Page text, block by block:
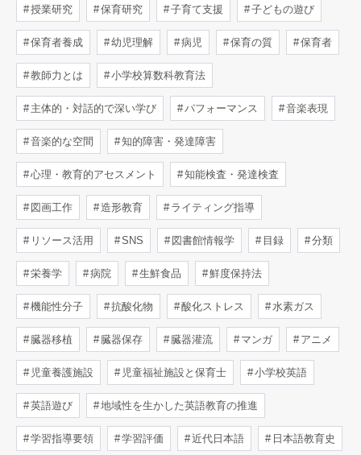
授業研究 保育研究 子育て支援 子どもの遊び
保育者養成 幼児理解 病児 保育の質 保育者
教師力とは 小学校算数科教育法
主体的・対話的で深い学び パフォーマンス 音楽表現
音楽的な空間 知的障害・発達障害
心理・教育的アセスメント 知能検査・発達検査
図画工作 造形教育 ライティング指導
リソース活用 SNS 図書館情報学 目録 分類
栄養学 病院 生鮮食品 鮮度保持法
機能性分子 抗酸化物 酸化ストレス 水素ガス
臓器移植 臓器保存 臓器灌流 マンガ アニメ
児童養護施設 児童福祉施設と保育士 小学校英語
英語遊び 地域性を生かした英語教育の推進
学習指導要領 学習評価 近代日本語 日本語教育史